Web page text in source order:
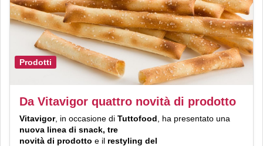
Prodotti
Da Vitavigor quattro novità di prodotto
Vitavigor, in occasione di Tuttofood , ha presentato una
nuova linea di snack, tre
novità di prodotto e il restyling del